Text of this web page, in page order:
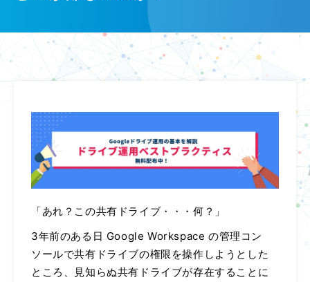
「あれ？この共有ドライブ・・・何？」
3年前のある日 Google Workspace の管理コン
ソールで共有ドライブの権限を操作しようとした
ところ、見知らぬ共有ドライブが存在することに